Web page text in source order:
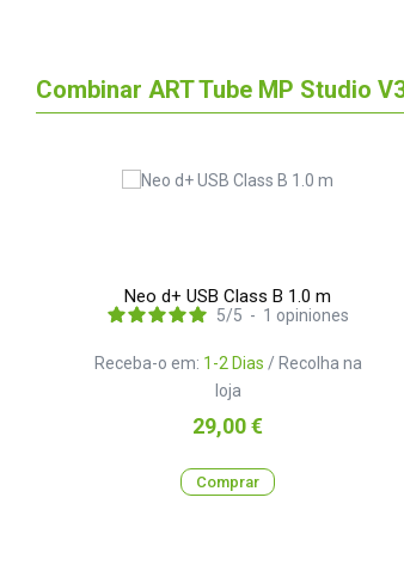
Combinar ART Tube MP Studio
Neo d+ USB Class B 1.0 m
Receba-o em: 1-2 Dias / Recolha na
loja
5/5 - 1 opiniones
Preço
29,00 €
Comprar